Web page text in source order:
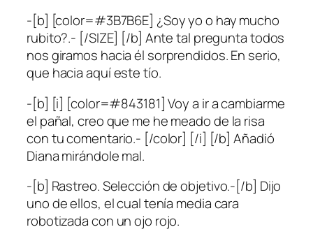
-[b] [color=#3B7B6E] ¿Soy yo o hay mucho
rubito?.- [/SIZE] [/b] Ante tal pregunta todos
nos giramos hacia él sorprendidos. En serio,
que hacia aquí este tío.
-[b] [i] [color=#843181] Voy a ir a cambiarme
el pañal, creo que me he meado de la risa
con tu comentario.- [/color] [/i] [/b] Añadió
Diana mirándole mal.
-[b] Rastreo. Selección de objetivo.-[/b] Dijo
uno de ellos, el cual tenía media cara
robotizada con un ojo rojo.